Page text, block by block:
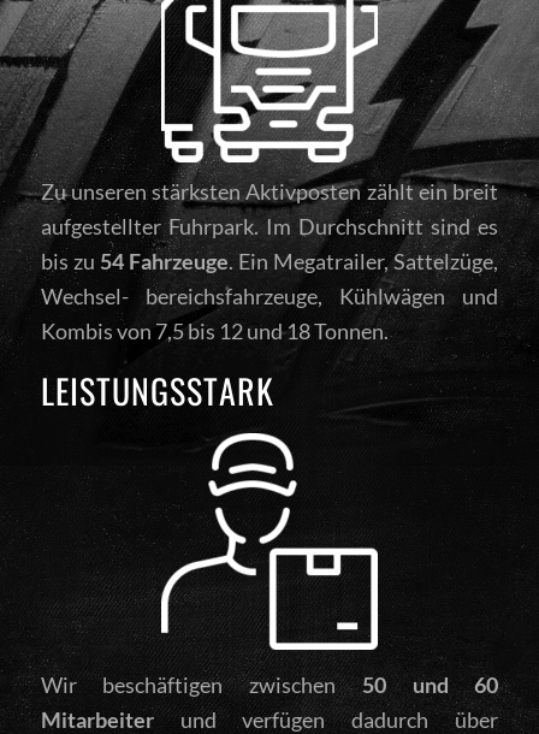
Zu unseren stärksten Aktivposten zählt ein breit
aufgestellter Fuhrpark. Im Durchschnitt sind es
bis zu54 Fahrzeuge. Ein Megatrailer, Sattelzüge,
Wechsel- bereichsfahrzeuge, Kühlwägen und
Kombis von 7,5 bis 12 und 18 Tonnen.
LEISTUNGSSTARK
Wir beschäftigen zwischen50 und 60
Mitarbeiterund verfügen dadurch über